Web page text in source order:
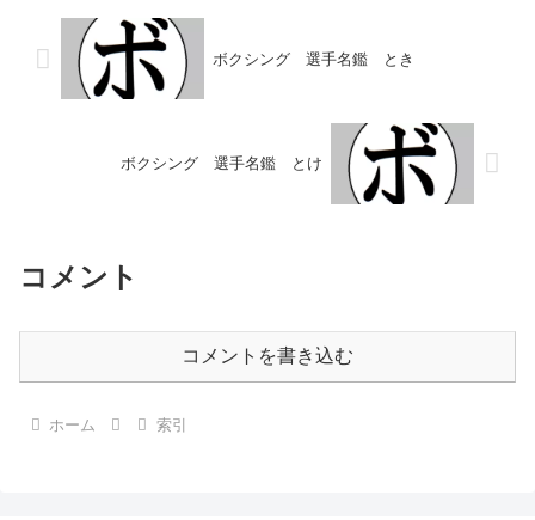
ョン(韓)キム・ジェフン(韓)キ
ム・ジュヨ...
ボクシング 選手名鑑 とき
ボクシング 選手名鑑 とけ
コメント
コメントを書き込む
ホーム 索引